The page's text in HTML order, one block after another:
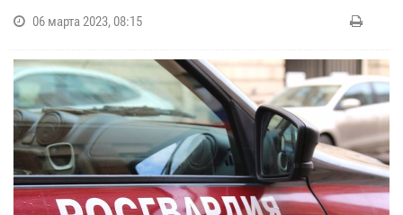
06 марта 2023, 08:15